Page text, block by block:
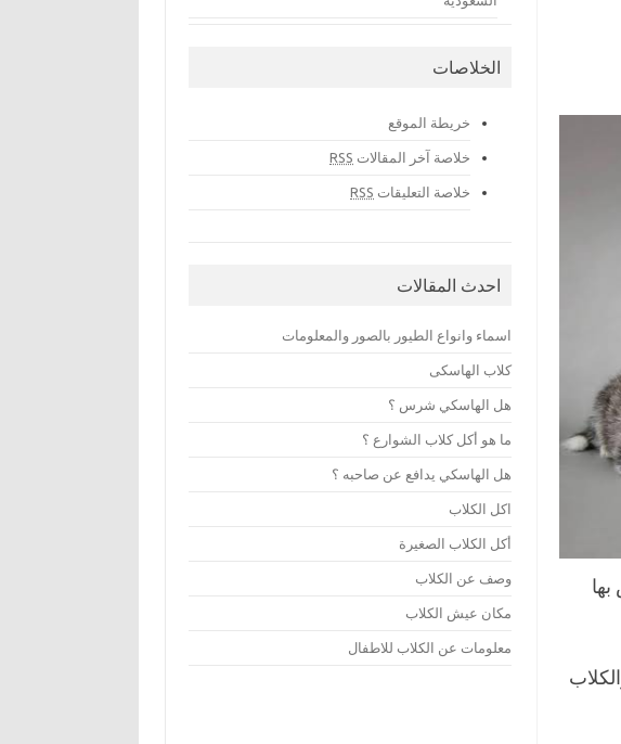
الخلاصات
خريطة الموقع
خلاصة آخر المقالات RSS
خلاصة التعليقات RSS
احدث المقالات
اسماء وانواع الطيور بالصور والمعلومات
كلاب الهاسكى
هل الهاسكي شرس ؟
ما هو أكل كلاب الشوارع ؟
هل الهاسكي يدافع عن صاحبه ؟
اكل الكلاب
أكل الكلاب الصغيرة
وصف عن الكلاب
مكان عيش الكلاب
معلومات عن الكلاب للاطفال